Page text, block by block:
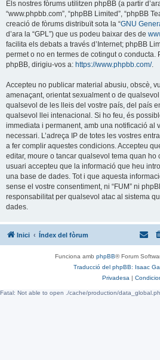
Els nostres fòrums utilitzen phpBB (a partir
“www.phpbb.com”, “phpBB Limited”, “phpBB
creació de fòrums distribuït sota la “GNU
d’ara la “GPL”) que us podeu baixar des de
facilita els debats a través d’Internet; phpBB
permet o no en termes de cotingut o conducta.
phpBB, dirigiu-vos a: https://www.phpbb.com/.
Accepteu no publicar material abusiu, obscè,
amenaçant, orientat sexualment o de
qualsevol de les lleis del vostre país, del país
qualsevol llei intenacional. Si ho feu, és
immediata i permanent, amb una notificació al
necessari. L’adreça IP de totes les vostres
a fer complir aquestes condicions. Accepteu
editar, moure o tancar qualsevol tema quan
usuari accepteu que la informació que heu
una base de dades. Tot i que aquesta
sense el vostre consentiment, ni “FUM” ni
responsabilitat per qualsevol atac al sistema
dades.
Inici Índex del fòrum
Funciona amb phpBB® Forum
Traducció del phpBB: Isaac
Privadesa |
Fatal: Not able to open ./cache/production/